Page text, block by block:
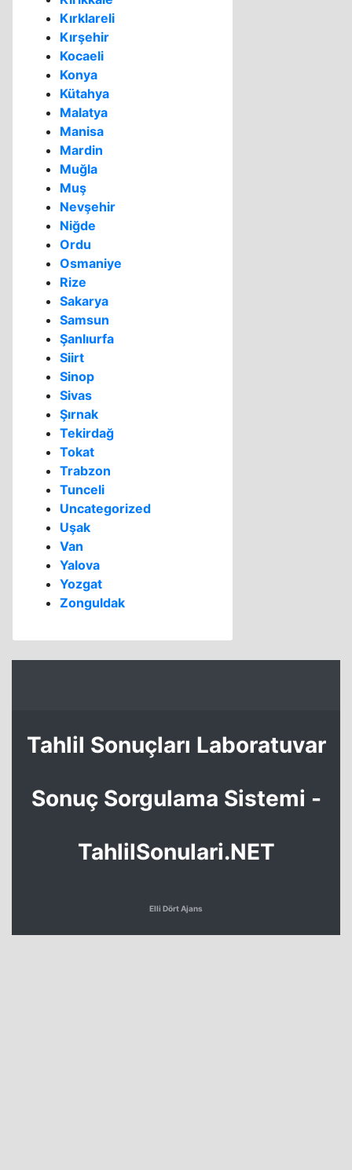
Kırklareli
Kırşehir
Kocaeli
Konya
Kütahya
Malatya
Manisa
Mardin
Muğla
Muş
Nevşehir
Niğde
Ordu
Osmaniye
Rize
Sakarya
Samsun
Şanlıurfa
Siirt
Sinop
Sivas
Şırnak
Tekirdağ
Tokat
Trabzon
Tunceli
Uncategorized
Uşak
Van
Yalova
Yozgat
Zonguldak
Tahlil Sonuçları Laboratuvar
Sonuç Sorgulama Sistemi -
TahlilSonulari.NET
Elli Dört Ajans